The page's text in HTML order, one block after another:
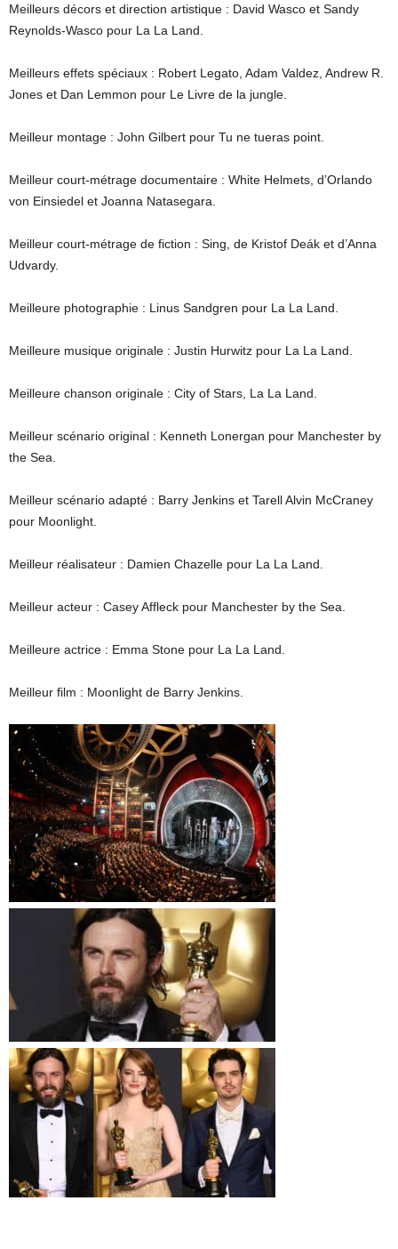
Meilleurs décors et direction artistique : David Wasco et Sandy
Reynolds-Wasco pour La La Land.
Meilleurs effets spéciaux : Robert Legato, Adam Valdez, Andrew R.
Jones et Dan Lemmon pour Le Livre de la jungle.
Meilleur montage : John Gilbert pour Tu ne tueras point.
Meilleur court-métrage documentaire : White Helmets, d’Orlando
von Einsiedel et Joanna Natasegara.
Meilleur court-métrage de fiction : Sing, de Kristof Deák et d’Anna
Udvardy.
Meilleure photographie : Linus Sandgren pour La La Land.
Meilleure musique originale : Justin Hurwitz pour La La Land.
Meilleure chanson originale : City of Stars, La La Land.
Meilleur scénario original : Kenneth Lonergan pour Manchester by
the Sea.
Meilleur scénario adapté : Barry Jenkins et Tarell Alvin McCraney
pour Moonlight.
Meilleur réalisateur : Damien Chazelle pour La La Land.
Meilleur acteur : Casey Affleck pour Manchester by the Sea.
Meilleure actrice : Emma Stone pour La La Land.
Meilleur film : Moonlight de Barry Jenkins.